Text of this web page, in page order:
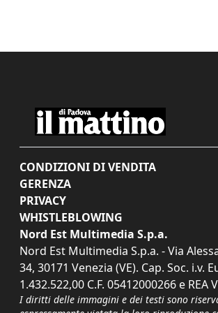
CONDIZIONI DI VENDITA
GERENZA
PRIVACY
WHISTLEBLOWING
Nord Est Multimedia S.p.a.
Nord Est Multimedia S.p.a. - Via
34, 30171 Venezia (VE). Cap. Soc. i.v.
1.432.522,00 C.F. 05412000266 e REA
I diritti delle immagini e dei testi sono